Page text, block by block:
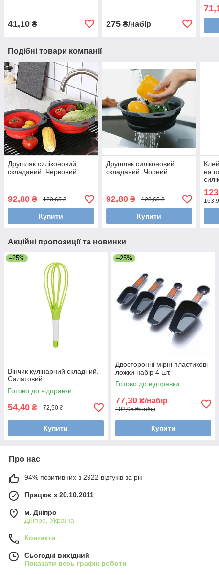
41,10 ₴ 275₴/набір
Подібні товари компанії
Друшляк силіконовий
складаний. Червоний
92,80 ₴ 123,65 ₴
Купити
Друшляк силіконовий
складаний. Чорний
92,80₴ 123,65 ₴
Купити
на
123
Акційні пропозиції та новинки
–25%
Вінчик кулінарний складний.
Салатовий
Готово до відправки
54,40 ₴ 72,50 ₴
Купити
–25%
Двосторонні мірні пластикові
ложки набір 4 шт.
Готово до відправки
77,30 ₴/набір
102,95 ₴/набір
Купити
Про нас
94% позитивних з 2922 відгуків за рік
Працює з 20.10.2011
м. Дніпро
Дніпро, Україна
Контакти
Сьогодні вихідний
Показати весь графік роботи